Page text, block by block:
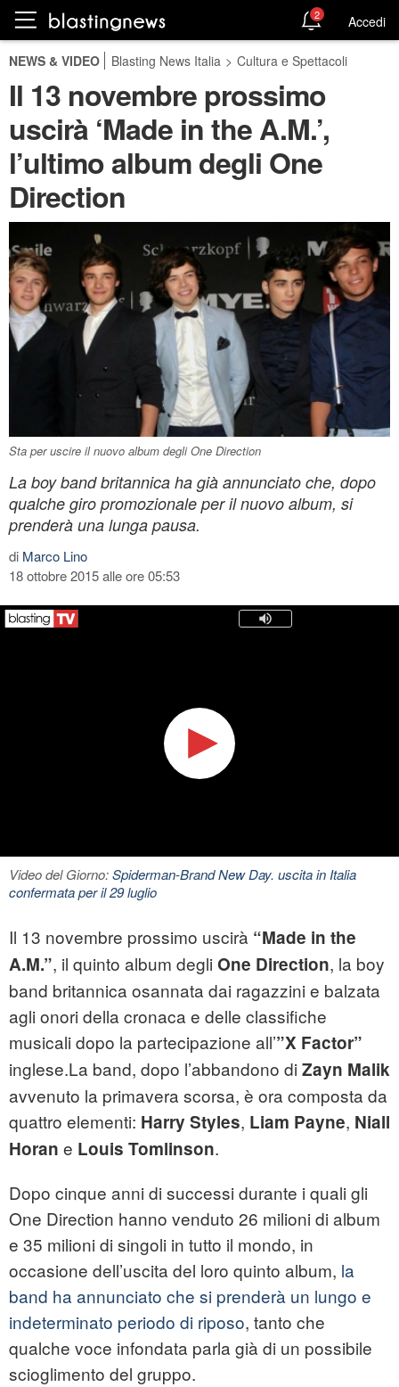
2 Accedi
NEWS & VIDEO Blasting News Italia > Cultura e Spettacoli
Il 13 novembre prossimo
uscirà ‘Made in the A.M.’,
l’ultimo album degli One
Direction
Sta per uscire il nuovo album degli One Direction
La boy band britannica ha già annunciato che, dopo
qualche giro promozionale per il nuovo album, si
prenderà una lunga pausa.
di Marco Lino
18 ottobre 2015 alle ore 05:53
Video del Giorno:Spiderman-Brand New Day. uscita in Italia
confermata per il 29 luglio
Il 13 novembre prossimo uscirà “Made in the
A.M.”, il quinto album degli One Direction, la boy
band britannica osannata dai ragazzini e balzata
agli onori della cronaca e delle classifiche
musicali dopo la partecipazione all’”X Factor”
inglese.La band, dopo l’abbandono di Zayn Malik
avvenuto la primavera scorsa, è ora composta da
quattro elementi: Harry Styles, Liam Payne, Niall
Horan e Louis Tomlinson.
Dopo cinque anni di successi durante i quali gli
One Direction hanno venduto 26 milioni di album
e 35 milioni di singoli in tutto il mondo, in
occasione dell’uscita del loro quinto album, la
band ha annunciato che si prenderà un lungo e
indeterminato periodo di riposo, tanto che
qualche voce infondata parla già di un possibile
scioglimento del gruppo.